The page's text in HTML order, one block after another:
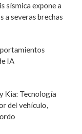
sísmica expone a
a severas brechas
IA
Kia: Tecnología
del vehículo,